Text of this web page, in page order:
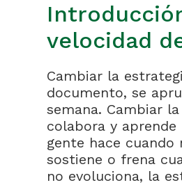
velocidad
Cambiar la
documento, se
semana. Cambiar
colabora y
gente hace
sostiene o frena
no evoluciona, la